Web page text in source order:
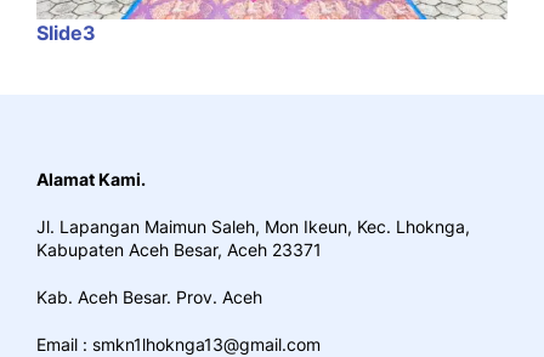
Slide3
Alamat Kami.
Jl. Lapangan Maimun Saleh, Mon Ikeun, Kec. Lhoknga,
Kabupaten Aceh Besar, Aceh 23371
Kab. Aceh Besar. Prov. Aceh
Email : smkn1lhoknga13@gmail.com